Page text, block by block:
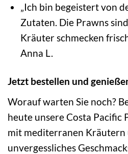
„Ich bin begeistert von
Zutaten. Die Prawns
Kräuter schmecken
Anna L.
Jetzt bestellen und
Worauf warten Sie noch?
heute unsere Costa Pacific
mit mediterranen Kräutern
unvergessliches